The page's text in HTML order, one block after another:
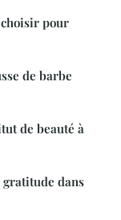
pour
de barbe
de beauté à
dans